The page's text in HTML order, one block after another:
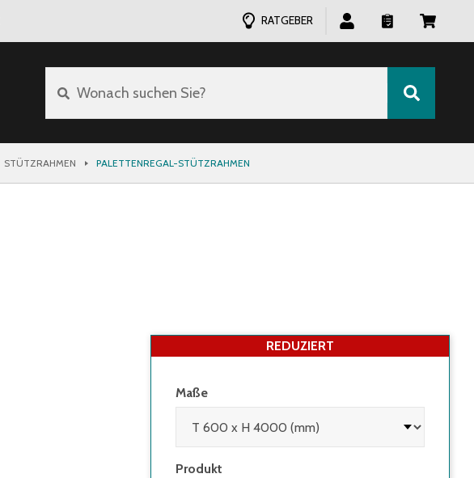
RATGEBER
Wonach suchen Sie?
STÜTZRAHMEN PALETTENREGAL-STÜTZRAHMEN
REDUZIERT
Maße
Produkt